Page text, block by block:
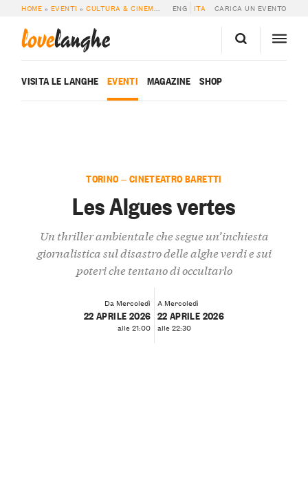
HOME » EVENTI »CULTURA & CINEMA » LES ALGUES VERTES
ENG ITA CARICA UN EVENTO
lovelanghe
VISITA LE LANGHE EVENTI MAGAZINE SHOP
TORINO — CINETEATRO BARETTI
Les Algues vertes
Un thriller ambientale che segue un’inchiesta
giornalistica sul disastro delle alghe verdi e sui
poteri che tentano di occultarlo
Da Mercoledì
22 APRILE 2026
alle 21:00
A Mercoledì
22 APRILE 2026
alle 22:30